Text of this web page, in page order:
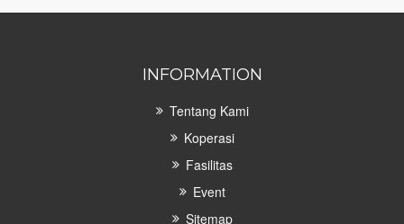
INFORMATION
Tentang Kami
Koperasi
Fasilitas
Event
Sitemap